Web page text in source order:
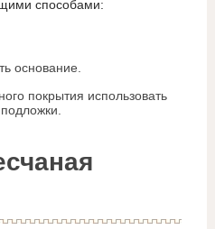
способами:
основание.
покрытия использовать